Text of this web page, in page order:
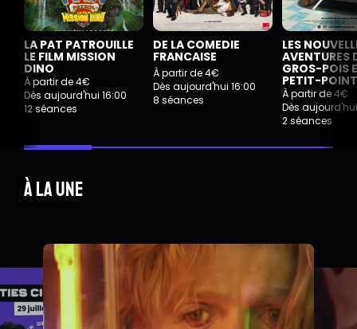
LA PAT PATROUILLE
LE FILM MISSION
DINO
À partir de 4€
Dès aujourd'hui 16:00
12 séances
DE LA COMEDIE
FRANCAISE
À partir de 4€
Dès aujourd'hui 16:00
8 séances
LES
AVENTURES
GROS-POIS
PETIT-POINT
À partir de 4€
Dès
2 séances
À la une